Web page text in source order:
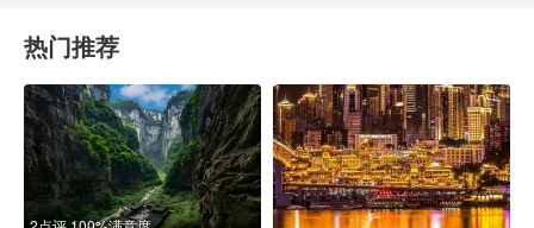
热门推荐